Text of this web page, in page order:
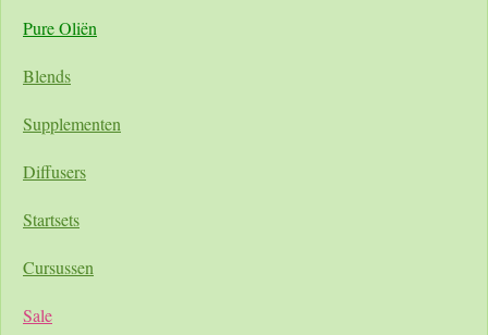
Pure Oliën
Blends
Supplementen
Diffusers
Startsets
Cursussen
Sale